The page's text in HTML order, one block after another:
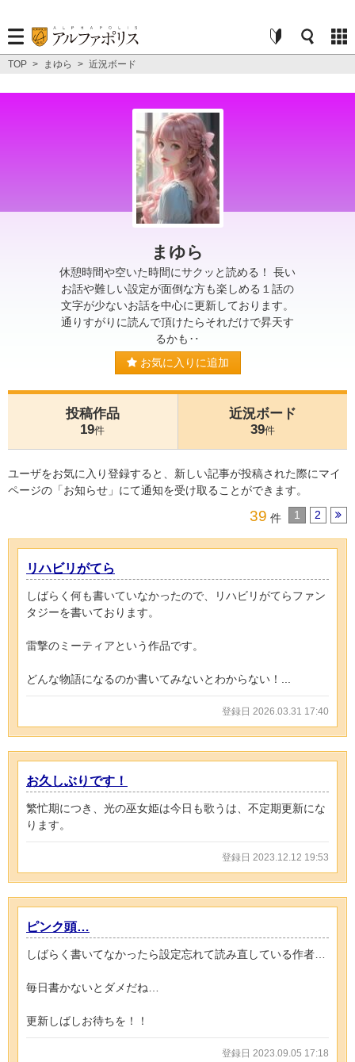
TOP > まゆら > 近況ボード
まゆら
休憩時間や空いた時間にサクッと読める！ 長い
お話や難しい設定が面倒な方も楽しめる１話の
文字が少ないお話を中心に更新しております。
通りすがりに読んで頂けたらそれだけで昇天す
るかも‥
お気に入りに追加
投稿作品
19件
近況ボード
39件
ユーザをお気に入り登録すると、新しい記事が投稿された際にマイ
ページの「お知らせ」にて通知を受け取ることができます。
39 件 1 2
リハビリがてら
しばらく何も書いていなかったので、リハビリがてらファン
タジーを書いております。
雷撃のミーティアという作品です。
どんな物語になるのか書いてみないとわからない！...
登録日 2026.03.31 17:40
お久しぶりです！
繁忙期につき、光の巫女姫は今日も歌うは、不定期更新にな
ります。
登録日 2023.12.12 19:53
ピンク頭…
しばらく書いてなかったら設定忘れて読み直している作者…
毎日書かないとダメだね…
更新しばしお待ちを！！
登録日 2023.09.05 17:18